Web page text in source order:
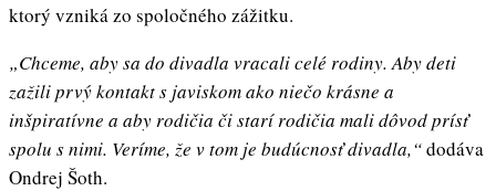
ktorý vzniká zo spoločného zážitku.
„Chceme, aby sa do divadla vracali celé rodiny. Aby deti
zažili prvý kontakt s javiskom ako niečo krásne a
inšpiratívne a aby rodičia či starí rodičia mali dôvod prísť
spolu s nimi. Veríme, že v tom je budúcnosť divadla,“dodáva
Ondrej Šoth.